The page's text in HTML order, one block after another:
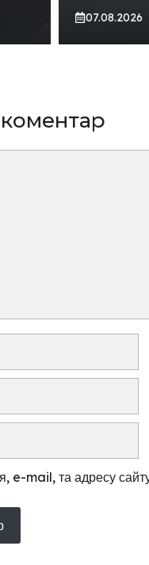
07.08.2026
e-mail, та адресу